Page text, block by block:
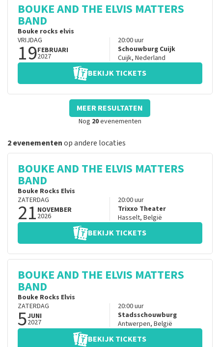
BOUKE AND THE ELVIS MATTERS
BAND
Bouke rocks elvis
VRIJDAG
19FEBRUARI
2027
20:00uur
Schouwburg Cuijk
Cuijk, Nederland
BEKIJK TICKETS
MEER RESULTATEN
Nog 20evenementen
2 evenementenop andere locaties
BOUKE AND THE ELVIS MATTERS
BAND
Bouke Rocks Elvis
ZATERDAG
21 NOVEMBER
2026
20:00uur
Trixxo Theater
Hasselt, België
BEKIJK TICKETS
BOUKE AND THE ELVIS MATTERS
BAND
Bouke Rocks Elvis
ZATERDAG
5JUNI
2027
20:00uur
Stadsschouwburg
Antwerpen, België
BEKIJK TICKETS